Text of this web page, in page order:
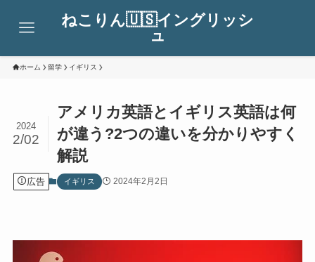
ねこりん🇺🇸イングリッシ
ュ
ホーム 留学 イギリス
アメリカ英語とイギリス英語は何
が違う?2つの違いを分かりやすく
解説
2024
2/02
広告 イギリス 2024年2月2日